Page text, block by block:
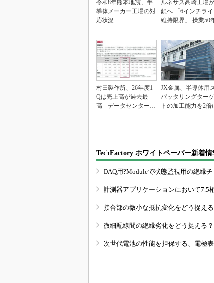
令和8年熊本地震、半
導体メーカー工場の対
応状況
ルネサス高崎工場
鎖へ 「6インチライ
維持限界」 操業50
村田製作所、26年度1
Qは売上高が過去最
高 データセンター関
JX金属、半導体用
パッタリングター
トの加工能力を2倍
TechFactory ホワイトペーパー新着情
DAQ用?Moduleで状態監視用の絶縁
計測器アプリケーションにおいて7.5
接合部の微小な抵抗変化をどう捉え
微細配線間の絶縁劣化をどう捉える
次世代電池の性能を担保する、電極